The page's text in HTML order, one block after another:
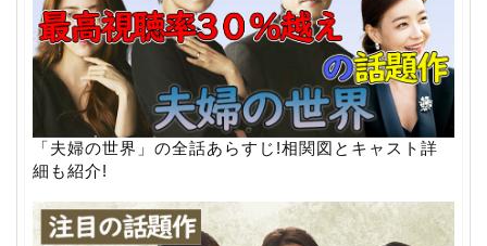
「夫婦の世界」の全話あらすじ!相関図とキャスト詳
細も紹介!